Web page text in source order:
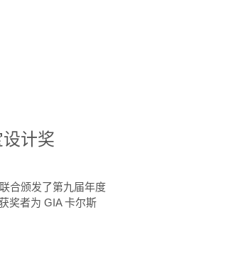
计奖
合颁发了第九届年度
奖者为 GIA 卡尔斯